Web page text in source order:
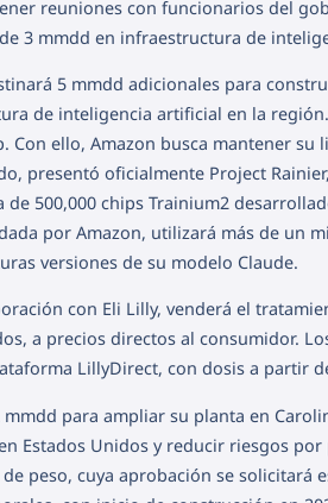
reuniones con funcionarios del
3 mmdd en infraestructura de
5 mmdd adicionales para
de inteligencia artificial en la
Con ello, Amazon busca mantener
presentó oficialmente Project
500,000 chips Trainium2
por Amazon, utilizará más de un
versiones de su modelo Claude.
con Eli Lilly, venderá el
a precios directos al consumidor.
LillyDirect, con dosis a partir
para ampliar su planta en
Estados Unidos y reducir riesgos
peso, cuya aprobación se solicitará